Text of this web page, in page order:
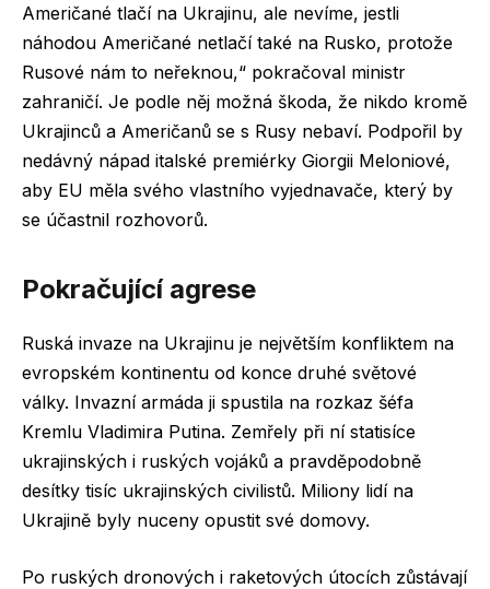
Američané tlačí na Ukrajinu, ale nevíme, jestli
náhodou Američané netlačí také na Rusko, protože
Rusové nám to neřeknou,“ pokračoval ministr
zahraničí. Je podle něj možná škoda, že nikdo kromě
Ukrajinců a Američanů se s Rusy nebaví. Podpořil by
nedávný nápad italské premiérky Giorgii Meloniové,
aby EU měla svého vlastního vyjednavače, který by
se účastnil rozhovorů.
Pokračující agrese
Ruská invaze na Ukrajinu je největším konfliktem na
evropském kontinentu od konce druhé světové
války. Invazní armáda ji spustila na rozkaz šéfa
Kremlu Vladimira Putina. Zemřely při ní statisíce
ukrajinských i ruských vojáků a pravděpodobně
desítky tisíc ukrajinských civilistů. Miliony lidí na
Ukrajině byly nuceny opustit své domovy.
Po ruských dronových i raketových útocích zůstávají